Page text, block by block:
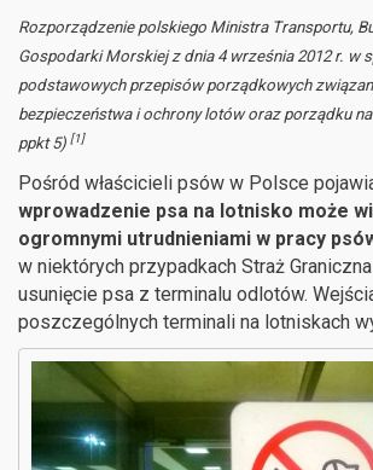
Rozporządzenie polskiego Ministra Transportu,
Gospodarki Morskiej z dnia 4 września 2012 r. w
podstawowych przepisów porządkowych
bezpieczeństwa i ochrony lotów oraz porządku
ppkt 5) [1]
Pośród właścicieli psów w Polsce
wprowadzenie psa na lotnisko może
ogromnymi utrudnieniami w pracy
w niektórych przypadkach Straż Graniczna
usunięcie psa z terminalu odlotów.
poszczególnych terminali na lotniskach